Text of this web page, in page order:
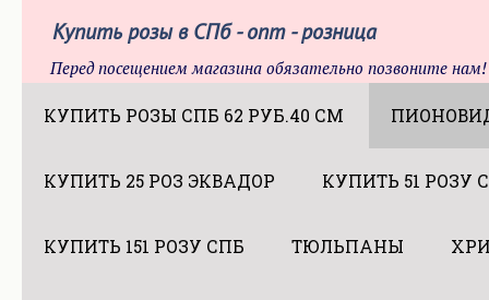
Купить розы в СПб - опт - розница
Перед посещением магазина обязательно позвоните нам!
КУПИТЬ РОЗЫ СПБ 62 РУБ.40 СМ
КУПИТЬ 25 РОЗ ЭКВАДОР КУПИТЬ 51 РОЗУ
КУПИТЬ 151 РОЗУ СПБ ТЮЛЬПАНЫ